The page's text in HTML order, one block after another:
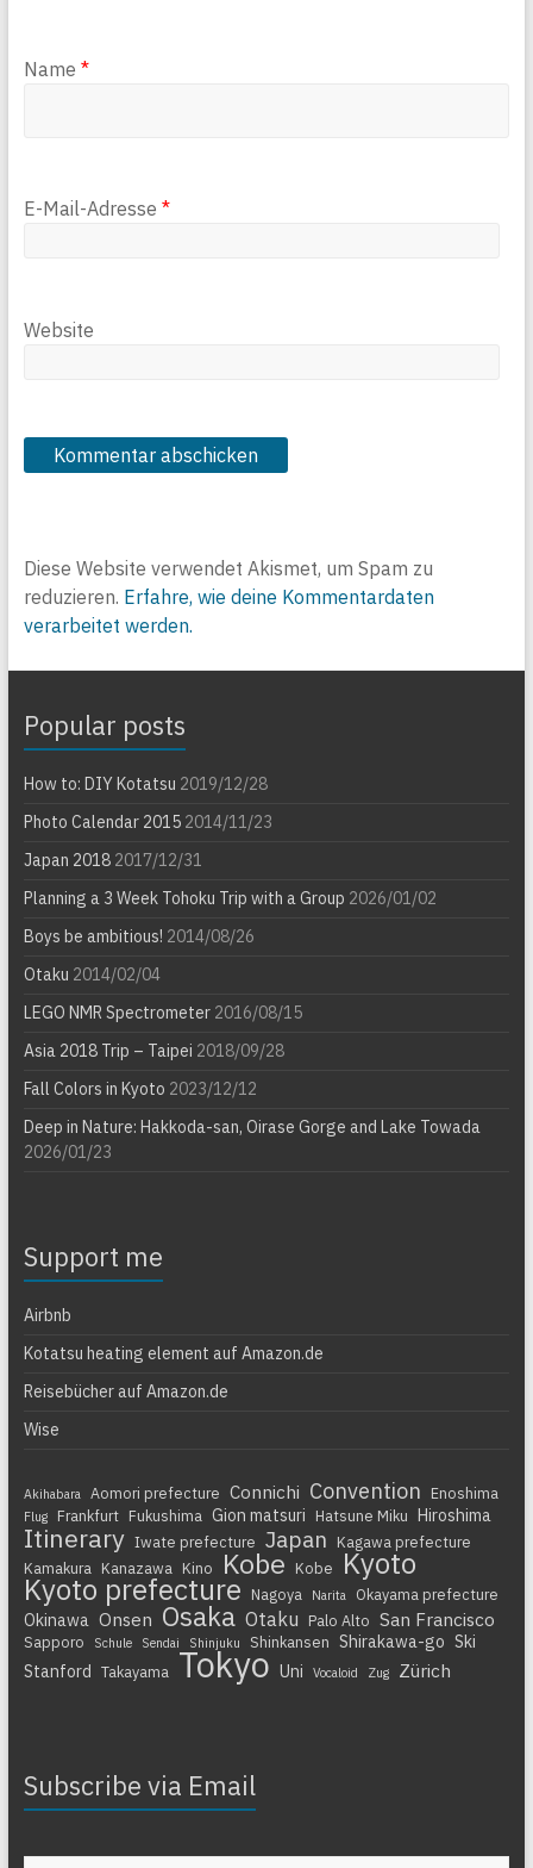
Name *
E-Mail-Adresse *
Website
Diese Website verwendet Akismet, um Spam zu
reduzieren. Erfahre, wie deine Kommentardaten
verarbeitet werden.
Popular posts
How to: DIY Kotatsu 2019/12/28
Photo Calendar 20152014/11/23
Japan 20182017/12/31
Planning a 3 Week Tohoku Trip with a Group 2026/01/02
Boys be ambitious! 2014/08/26
Otaku 2014/02/04
LEGO NMR Spectrometer2016/08/15
Asia 2018 Trip – Taipei 2018/09/28
Fall Colors in Kyoto 2023/12/12
Deep in Nature: Hakkoda-san, Oirase Gorge and Lake Towada
2026/01/23
Support me
Airbnb
Kotatsu heating element auf Amazon.de
Reisebücher auf Amazon.de
Wise
Akihabara Aomori prefecture Connichi Convention Enoshima
Flug Frankfurt Fukushima Gion matsuri Hatsune Miku Hiroshima
Itinerary Iwate prefecture Japan
Kagawa prefecture
Kamakura
Kanazawa Kino Kobe Kobe Kyoto
Kyoto prefecture Nagoya Narita Okayama prefecture
Okinawa Onsen Osaka Otaku Palo Alto San Francisco
Sapporo Schule Sendai Shinjuku Shinkansen Shirakawa-go Ski
Stanford Takayama Tokyo Uni Vocaloid Zug Zürich
Subscribe via Email
Gib deine E-Mail-Adresse ein ...